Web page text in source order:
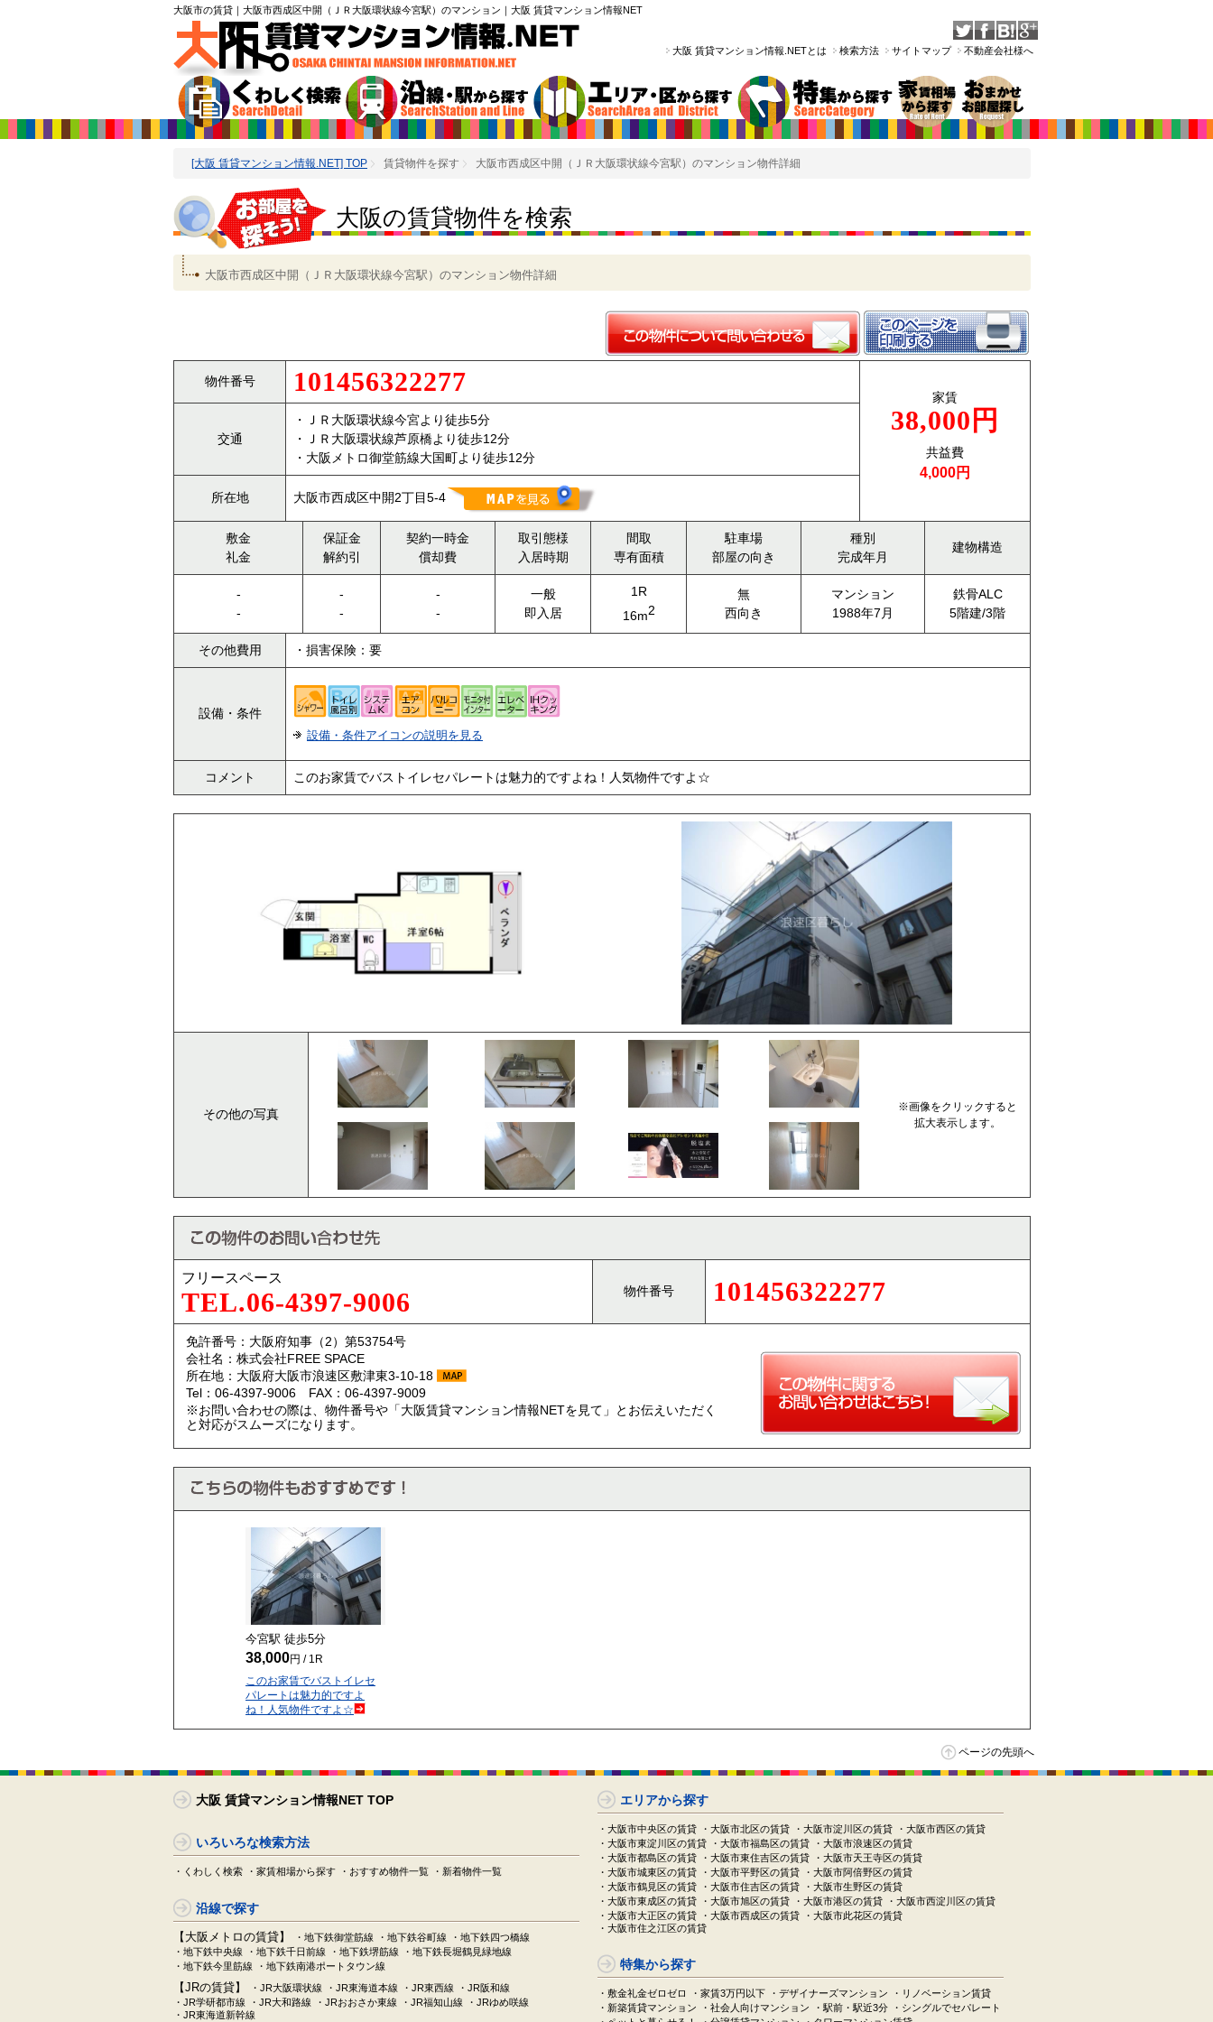
大阪市の賃貸 ｜大阪市西成区中開（ＪＲ大阪環状線今宮駅）のマンション｜大阪 賃貸マンション情報NET
大阪 賃貸マンション情報.NETとは 検索方法 サイトマップ 不動産会社様へ
[大阪 賃貸マンション情報.NET] TOP 賃貸物件を探す 大阪市西成区中開（ＪＲ大阪環状線今宮駅）のマンション物件詳細
大阪の賃貸物件を検索
大阪市西成区中開（ＪＲ大阪環状線今宮駅）のマンション物件詳細
物件番号 101456322277
家賃
38,000円
共益費
4,000円
交通
・ＪＲ大阪環状線今宮より徒歩5分
・ＪＲ大阪環状線芦原橋より徒歩12分
・大阪メトロ御堂筋線大国町より徒歩12分
所在地 大阪市西成区中開2丁目5-4
敷金
礼金
保証金
解約引
契約一時金
償却費
取引態様
入居時期
間取
専有面積
駐車場
部屋の向き
種別
完成年月
建物構造
-
-
-
-
-
-
一般
即入居
1R
16m2
無
西向き
マンション
1988年7月
鉄骨ALC
5階建/3階
その他費用 ・損害保険：要
設備・条件
設備・条件アイコンの説明を見る
コメント このお家賃でバストイレセパレートは魅力的ですよね！人気物件ですよ☆
その他の写真
※画像をクリックすると
拡大表示します。
フリースペース
TEL.06-4397-9006 物件番号 101456322277
免許番号：大阪府知事（2）第53754号
会社名：株式会社FREE SPACE
所在地：大阪府大阪市浪速区敷津東3-10-18
Tel：06-4397-9006 FAX：06-4397-9009
※お問い合わせの際は、物件番号や「大阪賃貸マンション情報NETを見て」とお伝えいただく
と対応がスムーズになります。
今宮駅 徒歩5分
38,000円 / 1R
このお家賃でバストイレセ
パレートは魅力的ですよ
ね！人気物件ですよ☆
ページの先頭へ
大阪 賃貸マンション情報NET TOP
いろいろな検索方法
・くわしく検索 ・家賃相場から探す ・おすすめ物件一覧 ・新着物件一覧
沿線で探す
【大阪メトロの賃貸】 ・地下鉄御堂筋線 ・地下鉄谷町線
・地下鉄四つ橋線
・地下鉄中央線
・地下鉄千日前線 ・地下鉄堺筋線
・地下鉄長堀鶴見緑地線
・地下鉄今里筋線
・地下鉄南港ポートタウン線
【JRの賃貸】 ・JR大阪環状線 ・JR東海道本線 ・JR東西線
・JR阪和線
・JR学研都市線
・JR大和路線 ・JRおおさか東線 ・JR福知山線
・JRゆめ咲線
・JR東海道新幹線
エリアから探す
・大阪市中央区の賃貸 ・大阪市北区の賃貸 ・大阪市淀川区の賃貸
・大阪市西区の賃貸
・大阪市東淀川区の賃貸
・大阪市福島区の賃貸
・大阪市浪速区の賃貸
・大阪市都島区の賃貸
・大阪市東住吉区の賃貸
・大阪市天王寺区の賃貸
・大阪市城東区の賃貸
・大阪市平野区の賃貸
・大阪市阿倍野区の賃貸
・大阪市鶴見区の賃貸
・大阪市住吉区の賃貸
・大阪市生野区の賃貸
・大阪市東成区の賃貸
・大阪市旭区の賃貸 ・大阪市港区の賃貸
・大阪市西淀川区の賃貸
・大阪市大正区の賃貸
・大阪市西成区の賃貸
・大阪市此花区の賃貸
・大阪市住之江区の賃貸
特集から探す
・敷金礼金ゼロゼロ ・家賃3万円以下 ・デザイナーズマンション
・リノベーション賃貸
・新築賃貸マンション
・社会人向けマンション ・駅前・駅近3分
・シングルでセパレート